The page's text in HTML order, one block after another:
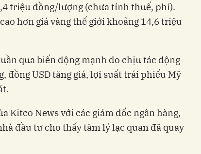
triệu đồng/lượng (chưa tính thuế, phí).
hơn giá vàng thế giới khoảng 14,6 triệu
qua biến động mạnh do chịu tác động
đồng USD tăng giá, lợi suất trái phiếu Mỹ
Kitco News với các giám đốc ngân hàng,
đầu tư cho thấy tâm lý lạc quan đã quay